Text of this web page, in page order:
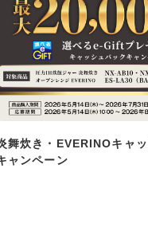
舞炊き・EVERINOキャ
ャンペーン